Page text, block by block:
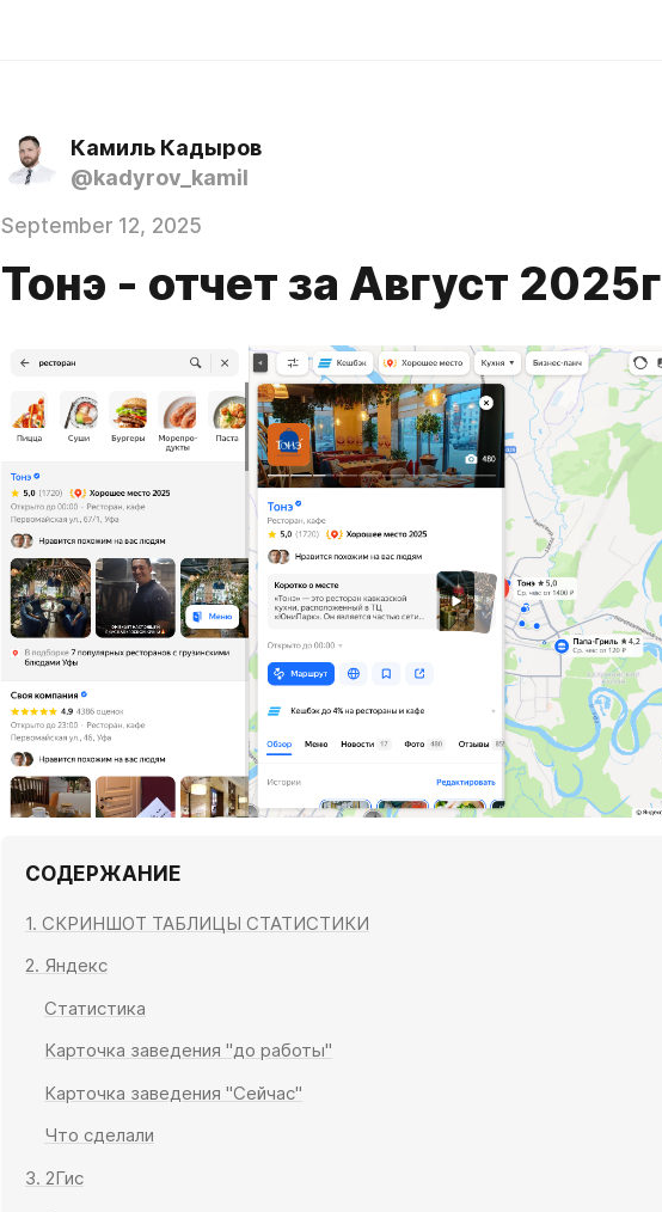
Камиль Кадыров
@kadyrov_kamil
September 12, 2025
Тонэ - отчет за Август 2025г
СОДЕРЖАНИЕ
1. СКРИНШОТ ТАБЛИЦЫ СТАТИСТИКИ
2. Яндекс
Статистика
Карточка заведения "до работы"
Карточка заведения "Сейчас"
Что сделали
3. 2Гис